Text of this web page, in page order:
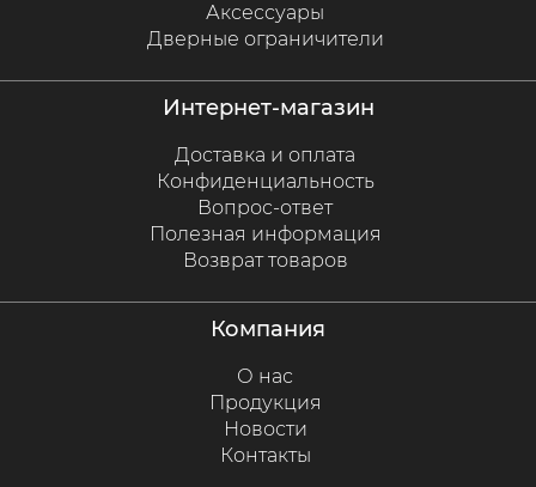
Аксессуары
Дверные ограничители
интернет-магазин
Доставка и оплата
Конфиденциальность
Вопрос-ответ
Полезная информация
Возврат товаров
компания
О нас
Продукция
Новости
Контакты